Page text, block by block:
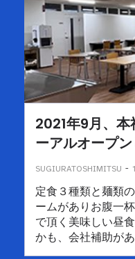
2021年9⽉、本
ーアルオープン
SUGIURATOSHIMITSU -
定⾷３種類と麺類
ームがありお腹⼀
で頂く美味しい昼
かも、会社補助が